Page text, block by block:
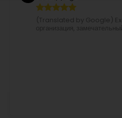
(Translated by Google)
организация,